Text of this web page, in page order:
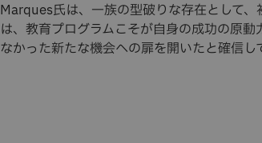
Marques氏は、一族の型破りな存在として、
は、教育プログラムこそが自身の成功の原
なかった新たな機会への扉を開いたと確信し